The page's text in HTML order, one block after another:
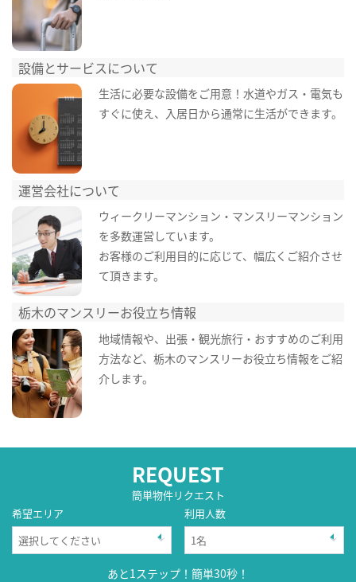
設備とサービスについて
生活に必要な設備をご用意！水道やガス・電気も
すぐに使え、入居日から通常に生活ができます。
運営会社について
ウィークリーマンション・マンスリーマンション
を多数運営しています。
お客様のご利用目的に応じて、幅広くご紹介させ
て頂きます。
栃木のマンスリーお役立ち情報
地域情報や、出張・観光旅行・おすすめのご利用
方法など、栃木のマンスリーお役立ち情報をご紹
介します。
REQUEST
簡単物件リクエスト
希望エリア
利用人数
あと1ステップ！簡単30秒！